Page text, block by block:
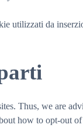
utilizzati da
Thus, we are
how to opt-out